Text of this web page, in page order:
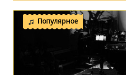
Популярное